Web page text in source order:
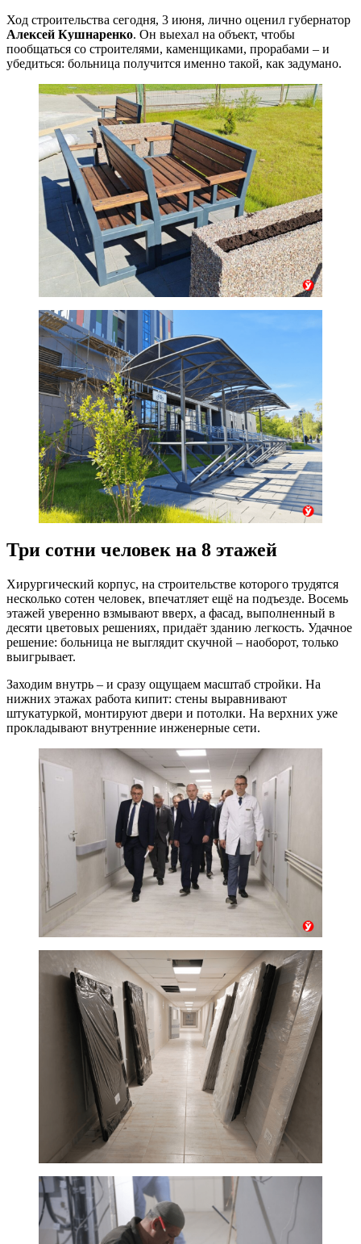
Ход строительства сегодня, 3 июня, лично оценил губернатор
Алексей Кушнаренко. Он выехал на объект, чтобы
пообщаться со строителями, каменщиками, прорабами – и
убедиться: больница получится именно такой, как задумано.
Три сотни человек на 8 этажей
Хирургический корпус, на строительстве которого трудятся
несколько сотен человек, впечатляет ещё на подъезде. Восемь
этажей уверенно взмывают вверх, а фасад, выполненный в
десяти цветовых решениях, придаёт зданию легкость. Удачное
решение: больница не выглядит скучной – наоборот, только
выигрывает.
Заходим внутрь – и сразу ощущаем масштаб стройки. На
нижних этажах работа кипит: стены выравнивают
штукатуркой, монтируют двери и потолки. На верхних уже
прокладывают внутренние инженерные сети.